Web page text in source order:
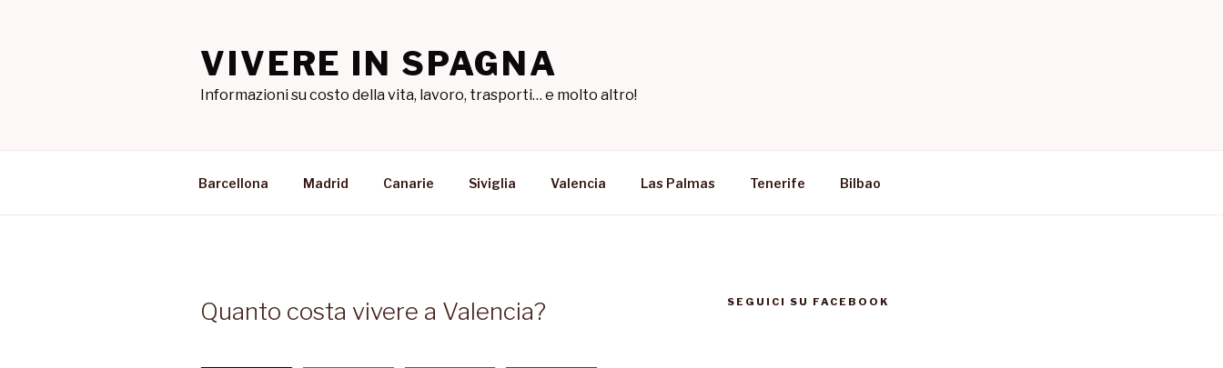
VIVERE IN SPAGNA
Informazioni su costo della vita, lavoro, trasporti… e molto altro!
Barcellona Madrid Canarie Siviglia Valencia Las Palmas Tenerife Bilbao
Quanto costa vivere a Valencia? SEGUICI SU FACEBOOK